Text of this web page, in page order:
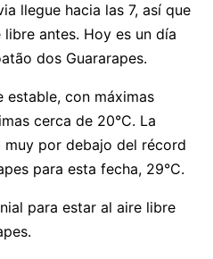
llegue hacia las 7, así que
antes. Hoy es un día
dos Guararapes.
estable, con máximas
cerca de 20°C. La
muy por debajo del récord
para esta fecha, 29°C.
para estar al aire libre